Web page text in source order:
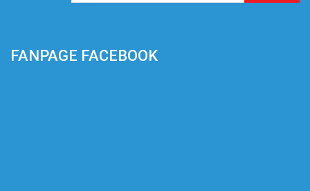
FANPAGE FACEBOOK